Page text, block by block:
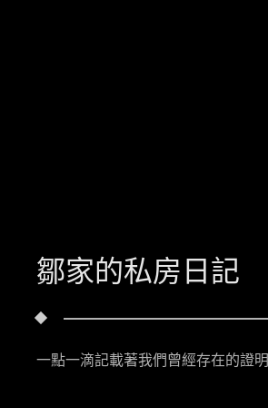
鄒家的私房日記
一點一滴記載著我們曾經存在的證明